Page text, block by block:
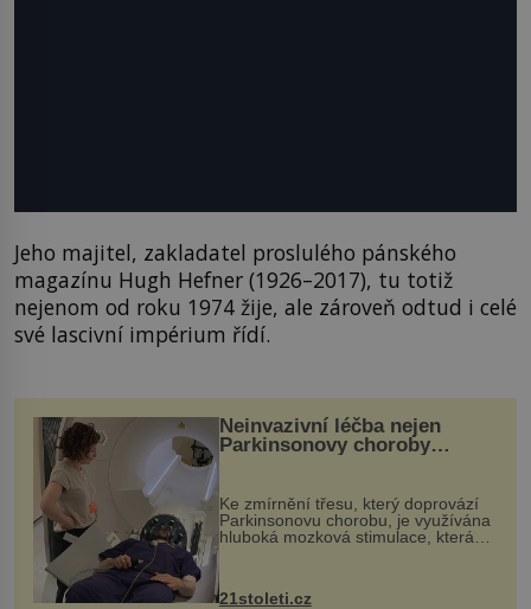
Jeho majitel, zakladatel proslulého pánského
magazínu Hugh Hefner (1926–2017), tu totiž
nejenom od roku 1974 žije, ale zároveň odtud i celé
své lascivní impérium řídí.
Neinvazivní léčba nejen
Parkinsonovy choroby
Ke zmírnění třesu, který doprovází
Parkinsonovu chorobu, je využívána
hluboká mozková stimulace, která
však vyžaduje vysoce invazivní
k dostatečně přesnému zacílení ...
21stoleti.cz